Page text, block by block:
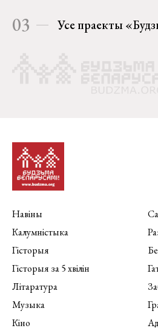
03 Усе праекты
Навіны
Калумністыка
Гісторыя
Гісторыя за 5 хвілін
Літаратура
Музыка
Кіно